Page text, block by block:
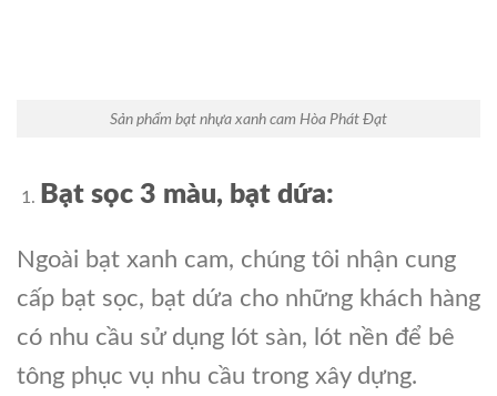
Sản phẩm bạt nhựa xanh cam Hòa Phát Đạt
Bạt sọc 3 màu, bạt dứa:
Ngoài bạt xanh cam, chúng tôi nhận cung
cấp bạt sọc, bạt dứa cho những khách hàng
có nhu cầu sử dụng lót sàn, lót nền để bê
tông phục vụ nhu cầu trong xây dựng.